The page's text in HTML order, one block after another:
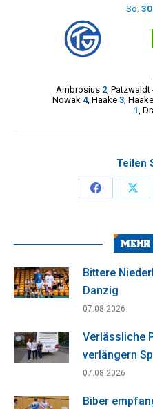
So.
Ambrosius 2, Patzwaldt
Nowak 4, Haake 3, Haake
1
Teilen
Share
X
Bittere
Danzig
07.08.2026
Verlässliche
verlängern
07.08.2026
Biber